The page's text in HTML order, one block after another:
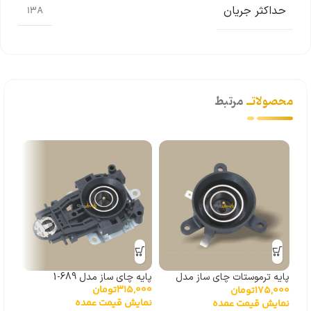
حداکثر جریان 13A
محصولاتــمرتبط
پایه ترموستات چای ساز مدل
168C
175,000تومان
نمایش قیمت عمده
پایه چای ساز مدل 689-1
315,000تومان
نمایش قیمت عمده